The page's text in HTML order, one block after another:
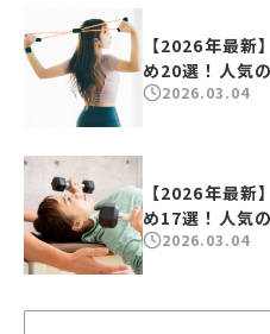
【2026年最新
め20選！人気
2026.03.04
【2026年最新
め17選！人気
2026.03.04